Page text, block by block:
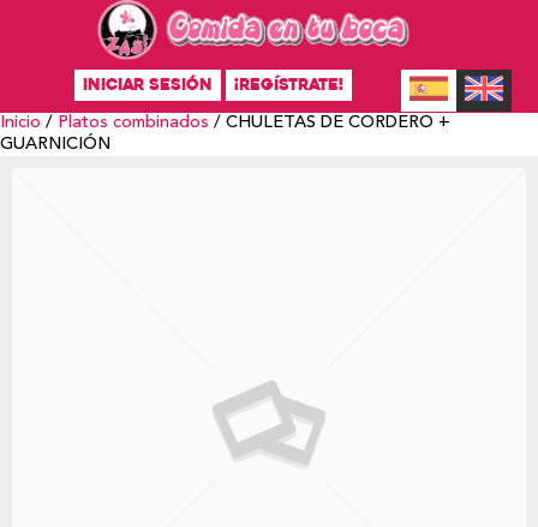
INICIAR SESIÓN ¡REGÍSTRATE!
Inicio / Platos combinados / CHULETAS DE CORDERO +
GUARNICIÓN